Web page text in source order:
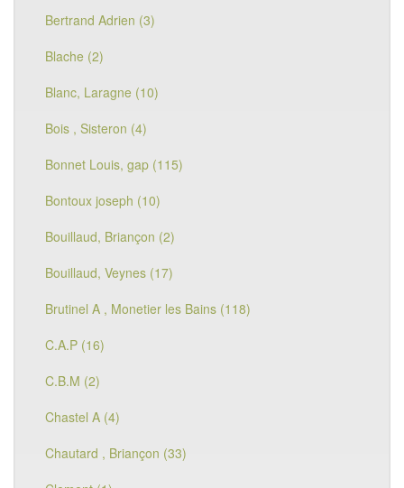
Bertrand Adrien (3)
Blache (2)
Blanc, Laragne (10)
Bois , Sisteron (4)
Bonnet Louis, gap (115)
Bontoux joseph (10)
Bouillaud, Briançon (2)
Bouillaud, Veynes (17)
Brutinel A , Monetier les Bains (118)
C.A.P (16)
C.B.M (2)
Chastel A (4)
Chautard , Briançon (33)